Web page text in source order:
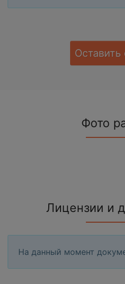
Оставить
Фото
Лицензии и
На данный момент